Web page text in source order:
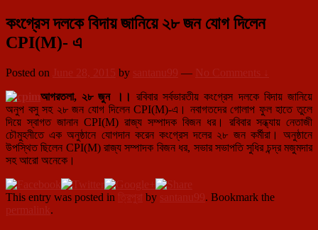
কংগ্রেস দলকে বিদায় জানিয়ে ২৮ জন যোগ দিলেন
CPI(M)- এ
Posted on June 28, 2015 by santanu99 — No Comments ↓
আগরতলা, ২৮ জুন ।। রবিবার সর্বভারতীয় কংগ্রেস দলকে বিদায় জানিয়ে
অনুপ বসু সহ ২৮ জন যোগ দিলেন CPI(M)-এ। নবাগতদের গোলাপ ফুল হাতে তুলে
দিয়ে স্বাগত জানান CPI(M) রাজ্য সম্পাদক বিজন ধর। রবিবার সন্ধ্যায় নেতাজী
চৌমুহনীতে এক অনুষ্ঠানে যোগদান করেন কংগ্রেস দলের ২৮ জন কর্মীরা। অনুষ্ঠানে
উপস্থিত ছিলেন CPI(M) রাজ্য সম্পাদক বিজন ধর, সভার সভাপতি সুধির চন্দ্র মজুমদার
সহ আরো অনেকে।
This entry was posted in ত্রিপুরা by santanu99. Bookmark the
permalink.